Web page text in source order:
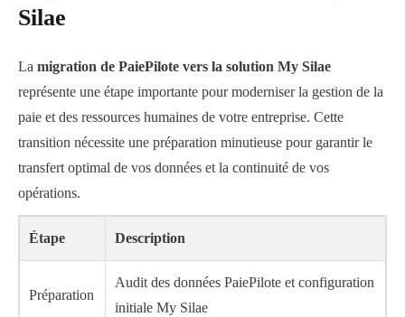
Silae
La migration de PaiePilote vers la solution My Silae
représente une étape importante pour moderniser la gestion de la
paie et des ressources humaines de votre entreprise. Cette
transition nécessite une préparation minutieuse pour garantir le
transfert optimal de vos données et la continuité de vos
opérations.
Étape Description
Préparation
Audit des données PaiePilote et configuration
initiale My Silae